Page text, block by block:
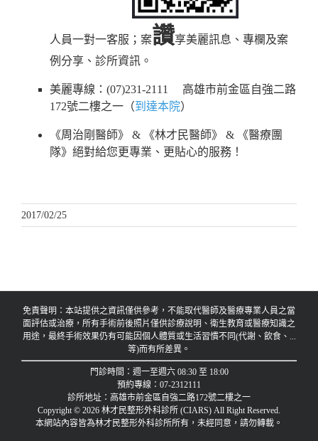
人員一對一客服；案讚享美麗訊息、專欄及案
例分享、診所資訊。
美麗專線：(07)231-2111 高雄市前金區自強二路
172號二樓之一（到達本院）
《周治剛醫師》 & 《林才民醫師》 & 《醫療團
隊》絕對給您更專業、更貼心的服務！
2017/02/25
免責聲明：本站提供之資訊僅供參考，不能取代醫師及醫療專業人員之當
面評估或治療，所有手術前後照片僅供診療說明、衛生教育或醫療知識之
用途，最終手術效果仍有可能因個人體質或生活習慣不同(代謝、飲食、...
等)而有所差異。
門診時間：週一至週六 08:30 至 18:00
預約專線：07-2312111
診所地址：高雄市前金區自強二路172號二樓之一
Copyright © 2026 林才民整形外科診所 (CIARS) All Right Reserved.
本網站內容皆為林才民整形外科診所所有，未經同意，請勿轉載。